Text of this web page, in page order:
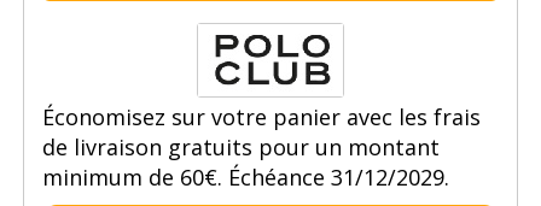
Économisez sur votre panier avec les frais
de livraison gratuits pour un montant
minimum de 60€. Échéance 31/12/2029.